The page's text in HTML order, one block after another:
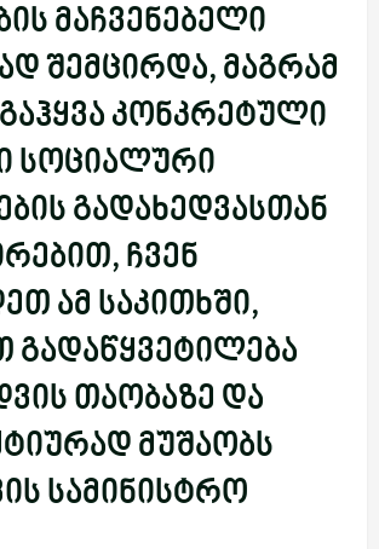
მაჩვენებელი
შემცირდა, მაგრამ
კონკრეტული
სოციალური
გადახედვასთან
ჩვენ
ამ საკითხში,
გადაწყვეტილება
თაობაზე და
მუშაობს
სამინისტრო